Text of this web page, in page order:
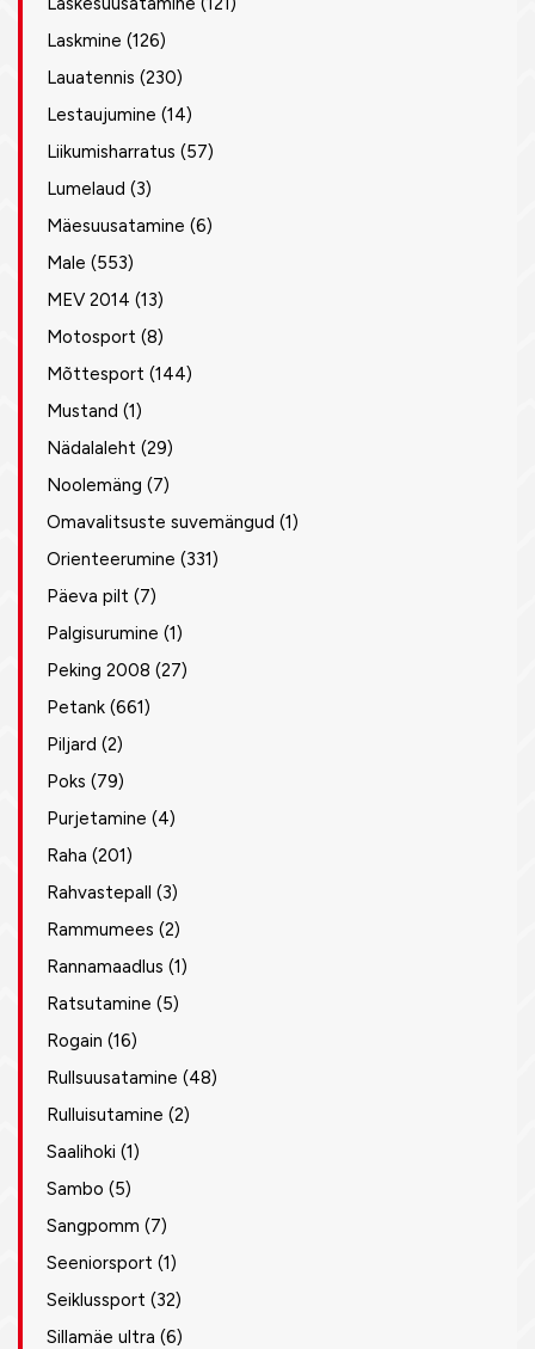
Laskmine (126)
Lauatennis (230)
Lestaujumine (14)
Liikumisharratus (57)
Lumelaud (3)
Mäesuusatamine (6)
Male (553)
MEV 2014 (13)
Motosport (8)
Mõttesport (144)
Mustand (1)
Nädalaleht (29)
Noolemäng (7)
Omavalitsuste suvemängud (1)
Orienteerumine (331)
Päeva pilt (7)
Palgisurumine (1)
Peking 2008 (27)
Petank (661)
Piljard (2)
Poks (79)
Purjetamine (4)
Raha (201)
Rahvastepall (3)
Rammumees (2)
Rannamaadlus (1)
Ratsutamine (5)
Rogain (16)
Rullsuusatamine (48)
Rulluisutamine (2)
Saalihoki (1)
Sambo (5)
Sangpomm (7)
Seeniorsport (1)
Seiklussport (32)
Sillamäe ultra (6)